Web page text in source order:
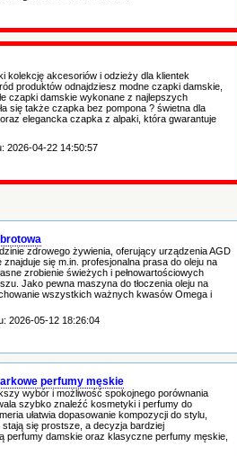
kolekcję akcesoriów i odzieży dla klientek
produktów odnajdziesz modne czapki damskie,
czapki damskie wykonane z najlepszych
się także czapka bez pompona ? świetna dla
elegancka czapka z alpaki, która gwarantuje
2026-04-22 14:50:57
zdrowego żywienia, oferujący urządzenia AGD
się m.in. profesjonalna prasa do oleju na
zrobienie świeżych i pełnowartościowych
Jako pewna maszyna do tłoczenia oleju na
wszystkich ważnych kwasów Omega i
2026-05-12 18:26:04
perfumy męskie
wybór i możliwość spokojnego porównania
szybko znaleźć kosmetyki i perfumy do
ułatwia dopasowanie kompozycji do stylu,
się prostsze, a decyzja bardziej
perfumy damskie oraz klasyczne perfumy męskie,